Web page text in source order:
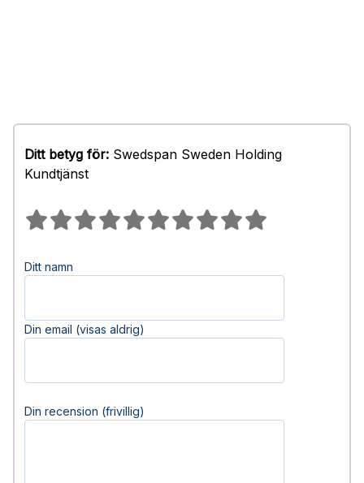
Ditt betyg för: Swedspan Sweden Holding
Kundtjänst
Ditt namn
Din email (visas aldrig)
Din recension (frivillig)